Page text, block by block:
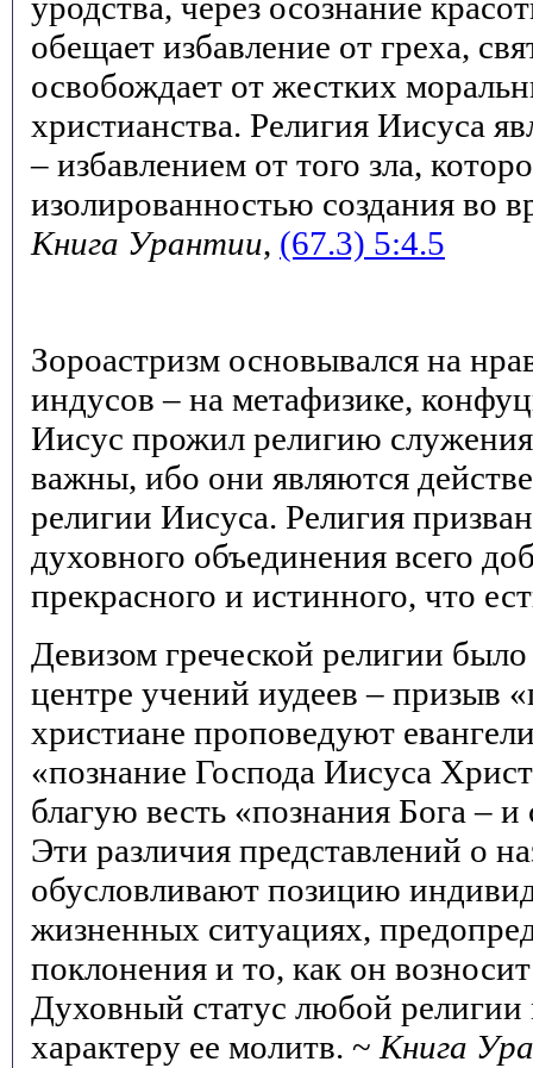
уродства, через осознание
обещает избавление от греха,
освобождает от жестких
христианства. Религия Иисуса
– избавлением от того зла,
изолированностью создания во
Книга Урантии, (67.3) 5:4.5
Зороастризм основывался на
индусов – на метафизике,
Иисус прожил религию
важны, ибо они являются
религии Иисуса. Религия
духовного объединения всего
прекрасного и истинного, что
Девизом греческой религии
центре учений иудеев – призыв
христиане проповедуют
«познание Господа Иисуса
благую весть «познания Бога –
Эти различия представлений о
обусловливают позицию
жизненных ситуациях,
поклонения и то, как он
Духовный статус любой
характеру ее молитв. ~Книга